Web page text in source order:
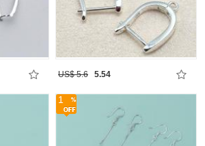
US$ 5.6 5.54
1